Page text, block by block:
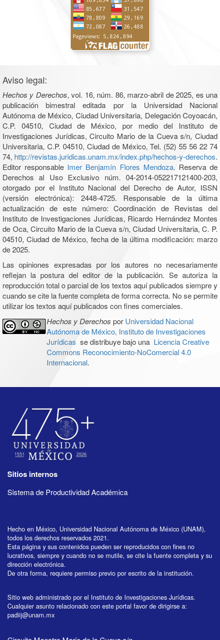
Aviso legal:
Hechos y Derechos, vol. 16, núm. 86, marzo-abril de 2025, es una
publicación bimestral editada por la Universidad Nacional
Autónoma de México, Ciudad Universitaria, Delegación Coyoacán,
C.P. 04510, Ciudad de México, por medio del Instituto de
Investigaciones Jurídicas, Circuito Mario de la Cueva s/n, Ciudad
Universitaria, C.P. 04510, Ciudad de México, Tel. (52) 55 56 22 74
74, http://revistas.juridicas.unam.mx/index.php/hechos-y-derechos.
Editor responsable Imer Benjamín Flores Mendoza. Reserva de
Derechos al Uso Exclusivo núm. 04-2014-052217121400-203,
otorgado por el Instituto Nacional del Derecho de Autor, ISSN
(versión electrónica): 2448-4725. Responsable de la última
actualización de este número: Coordinación de Revistas del
Instituto de Investigaciones Jurídicas, Ricardo Hernández Montes
de Oca, Circuito Mario de la Cueva s/n, Ciudad Universitaria, C. P.
04510, Ciudad de México, fecha de la última modificación: marzo
de 2025.
Las opiniones expresadas por los autores no necesariamente
reflejan la postura del editor de la publicación. Se autoriza la
reproducción total o parcial de los textos aquí publicados siempre y
cuando se cite la fuente completa de forma correcta. No se permite
utilizar los textos aquí publicados con fines comerciales.
Hechos y Derechos por Universidad Nacional
Autónoma de México, Instituto de Investigaciones
Jurídicas se distribuye bajo una Licencia Creative
Commons Reconocimiento-NoComercial 4.0
Internacional.
Sitios internos
Sistema de Productividad Académica
Hecho en México, Universidad Nacional Autónoma de México (UNAM),
todos los derechos reservados 2021.
Esta página y sus contenidos pueden ser reproducidos con fines no
lucrativos, siempre y cuando no se mutile, se cite la fuente completa y su
dirección electrónica.
De otra forma, requiere permiso previo por escrito de la institución.
Sitio web administrado por el Instituto de Investigaciones Jurídicas.
Cualquier asunto relacionado con este portal favor de dirigirse a:
padiij@unam.mx